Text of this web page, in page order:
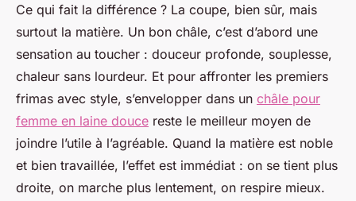
Ce qui fait la différence ? La coupe, bien sûr, mais
surtout la matière. Un bon châle, c’est d’abord une
sensation au toucher : douceur profonde, souplesse,
chaleur sans lourdeur. Et pour affronter les premiers
frimas avec style, s’envelopper dans un châle pour
femme en laine douce reste le meilleur moyen de
joindre l’utile à l’agréable. Quand la matière est noble
et bien travaillée, l’effet est immédiat : on se tient plus
droite, on marche plus lentement, on respire mieux.